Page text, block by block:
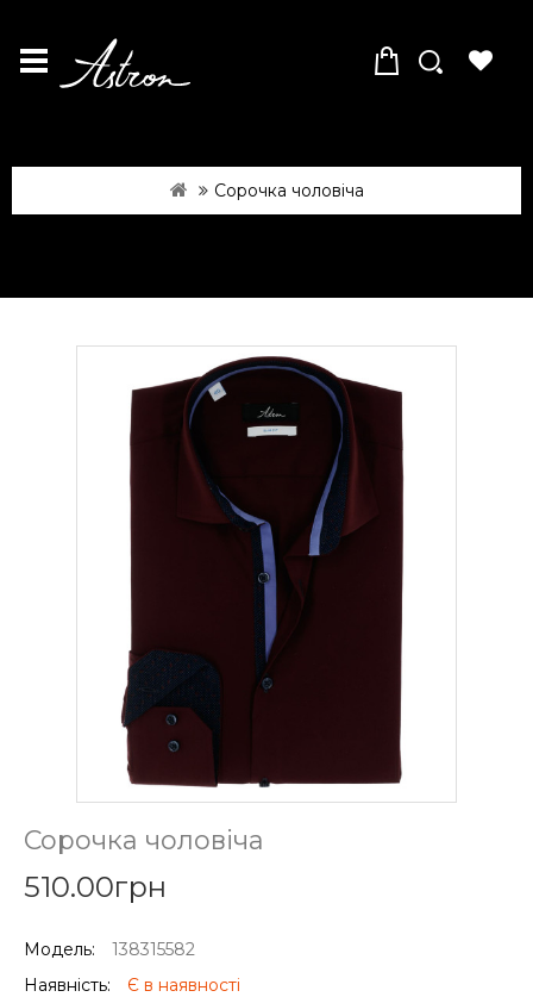
Сорочка чоловіча
Сорочка чоловіча
510.00грн
Модель:
138315582
Наявність:
Є в наявності